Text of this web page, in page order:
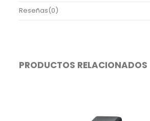
Reseñas(0)
PRODUCTOS RELACIONADOS